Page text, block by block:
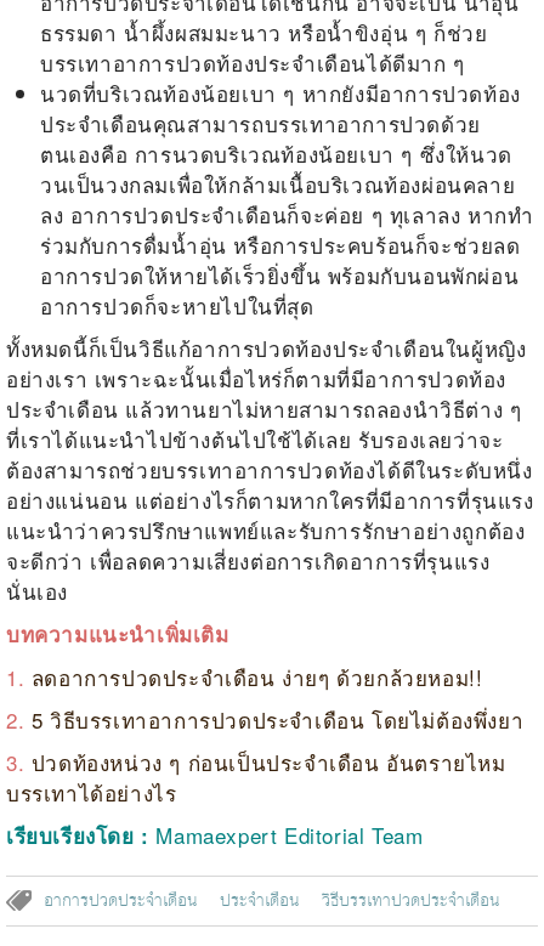
ธรรมดา น้ำผึ้งผสมมะนาว หรือน้ำขิงอุ่น ๆ ก็ช่วย
บรรเทาอาการปวดท้องประจำเดือนได้ดีมาก ๆ
นวดที่บริเวณท้องน้อยเบา ๆ หากยังมีอาการปวดท้อง
ประจำเดือนคุณสามารถบรรเทาอาการปวดด้วย
ตนเองคือ การนวดบริเวณท้องน้อยเบา ๆ ซึ่งให้นวด
วนเป็นวงกลมเพื่อให้กล้ามเนื้อบริเวณท้องผ่อนคลาย
ลง อาการปวดประจำเดือนก็จะค่อย ๆ ทุเลาลง หากทำ
ร่วมกับการดื่มน้ำอุ่น หรือการประคบร้อนก็จะช่วยลด
อาการปวดให้หายได้เร็วยิ่งขึ้น พร้อมกับนอนพักผ่อน
อาการปวดก็จะหายไปในที่สุด
ทั้งหมดนี้ก็เป็นวิธีแก้อาการปวดท้องประจำเดือนในผู้หญิง
อย่างเรา เพราะฉะนั้นเมื่อไหร่ก็ตามที่มีอาการปวดท้อง
ประจำเดือน แล้วทานยาไม่หายสามารถลองนำวิธีต่าง ๆ
ที่เราได้แนะนำไปข้างต้นไปใช้ได้เลย รับรองเลยว่าจะ
ต้องสามารถช่วยบรรเทาอาการปวดท้องได้ดีในระดับหนึ่ง
อย่างแน่นอน แต่อย่างไรก็ตามหากใครที่มีอาการที่รุนแรง
แนะนำว่าควรปรึกษาแพทย์และรับการรักษาอย่างถูกต้อง
จะดีกว่า เพื่อลดความเสี่ยงต่อการเกิดอาการที่รุนแรง
นั่นเอง
บทความแนะนำเพิ่มเติม
1. ลดอาการปวดประจำเดือน ง่ายๆ ด้วยกล้วยหอม!!
2. 5 วิธีบรรเทาอาการปวดประจำเดือน โดยไม่ต้องพึ่งยา
3. ปวดท้องหน่วง ๆ ก่อนเป็นประจําเดือน อันตรายไหม
บรรเทาได้อย่างไร
เรียบเรียงโดย : Mamaexpert Editorial Team
อาการปวดประจำเดือน ประจำเดือน วิธีบรรเทาปวดประจำเดือน